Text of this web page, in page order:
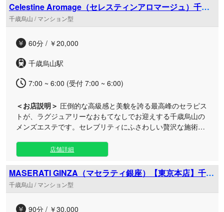
Celestine Aromage（セレスティンアロマージュ）千歳
烏山
千歳烏山 / マンション型
60分 / ￥20,000
千歳烏山駅
7:00 ~ 6:00 (受付 7:00 ~ 6:00)
＜お店説明＞ 圧倒的な高級感と美貌を誇る最高峰のセラピス
トが、ラグジュアリーなおもてなしでお迎えする千歳烏山の
メンズエステです。セレブリティにふさわしい贅沢な施術に
ダンで洗練された京王線沿線の街並みに溶け込む、プライベ
ート感に満ちた贅沢な空間を演出。選ばれたセラピストたち
による極上のトリートメントが、日々の忙しさからあなたを
解放し、心身の奥深くまで最上級の安らぎで満たします。五
感を満たす非日常のひとときを、心ゆくまでご堪能くださ
店舗詳細
MASERATI GINZA（マセラティ銀座）【東京本店】千歳
烏山ルーム
千歳烏山 / マンション型
90分 / ￥30,000